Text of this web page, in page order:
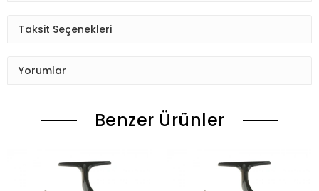
Taksit Seçenekleri
Yorumlar
Benzer Ürünler